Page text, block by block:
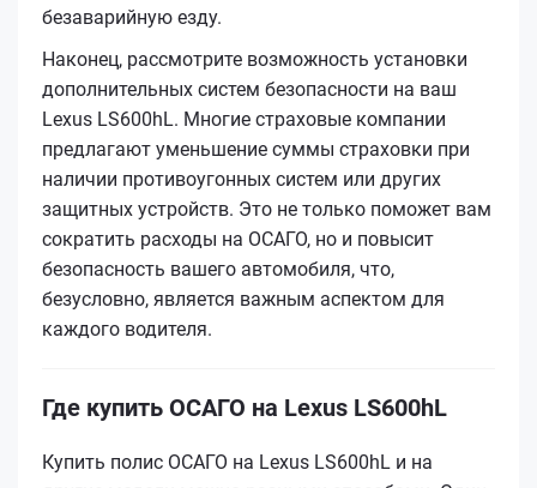
безаварийную езду.
Наконец, рассмотрите возможность установки
дополнительных систем безопасности на ваш
Lexus LS600hL. Многие страховые компании
предлагают уменьшение суммы страховки при
наличии противоугонных систем или других
защитных устройств. Это не только поможет вам
сократить расходы на ОСАГО, но и повысит
безопасность вашего автомобиля, что,
безусловно, является важным аспектом для
каждого водителя.
Где купить ОСАГО на Lexus LS600hL
Купить полис ОСАГО на Lexus LS600hL и на